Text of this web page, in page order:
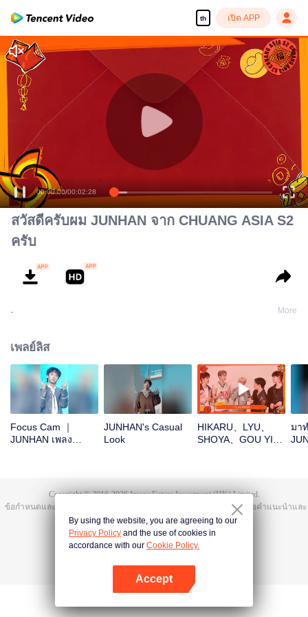
th เปิด APP
00:00:00/00:02:28
สวัสดีครับผม JUNHAN จาก CHUANG ASIA S2
ครับ
. More
เพลย์ลิส
Focus Cam ｜
JUNHAN เพลง
JUNHAN's Casual
Look
HIKARU、LYU、
SHOYA、GOU YI、
witness the luck
มา
Copyright © 2016-2026Image Future Investment (HK) Limited.
ข้อกำหนดและเงื่อนไข
| เสนอคำแนะนำและ
ข้อติชม | @TencentVideo
By using the website, you are agreeing to our
Privacy Policy and the use of cookies in
accordance with our Cookie Policy.
Accept